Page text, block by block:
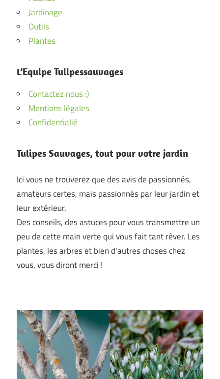
Jardinage
Outils
Plantes
L’Equipe Tulipessauvages
Contactez nous :)
Mentions légales
Confidentialié
Tulipes Sauvages, tout pour votre jardin
Ici vous ne trouverez que des avis de passionnés,
amateurs certes, mais passionnés par leur jardin et
leur extérieur.
Des conseils, des astuces pour vous transmettre un
peu de cette main verte qui vous fait tant rêver. Les
plantes, les arbres et bien d'autres choses chez
vous, vous diront merci !